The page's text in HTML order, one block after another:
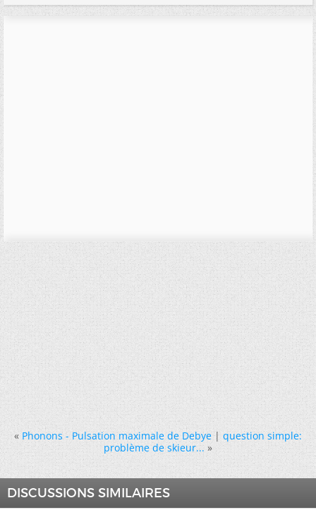
« Phonons - Pulsation maximale de Debye|question simple:
problème de skieur... »
DISCUSSIONS SIMILAIRES